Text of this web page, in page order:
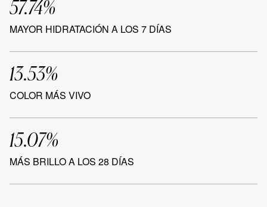
57.74%
MAYOR HIDRATACIÓN A LOS 7 DÍAS
13.53%
COLOR MÁS VIVO
15.07%
MÁS BRILLO A LOS 28 DÍAS